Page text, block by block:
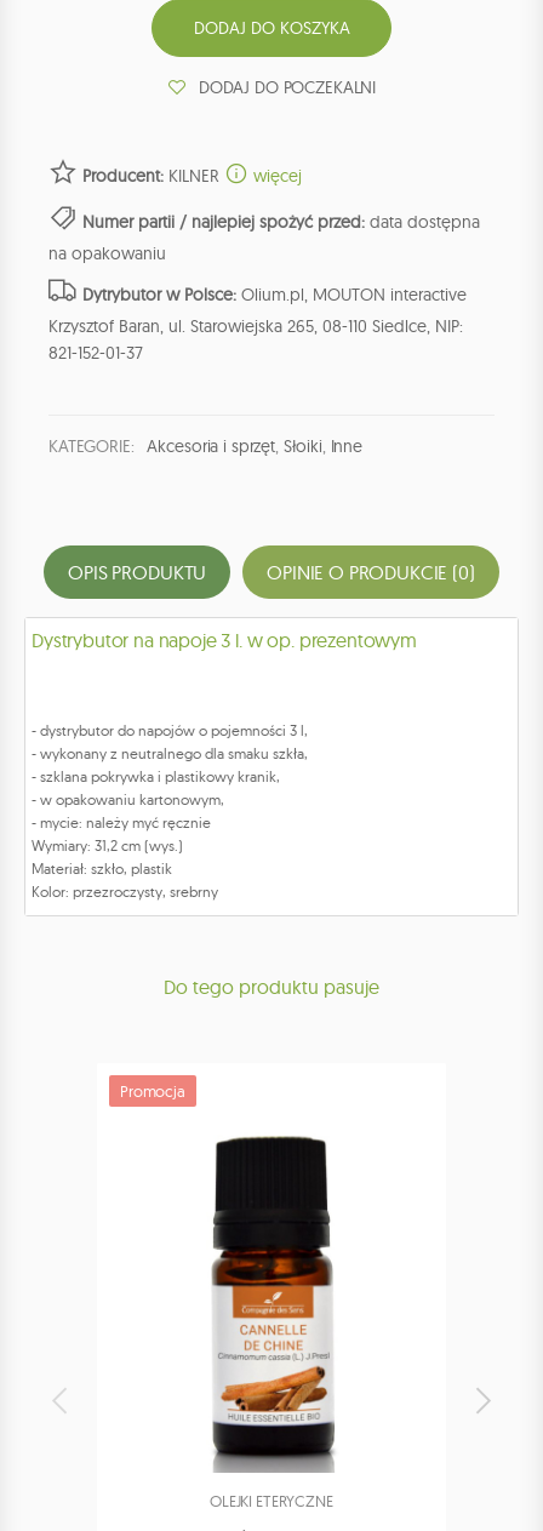
DODAJ DO POCZEKALNI
Producent: KILNER więcej
Numer partii / najlepiej spożyć przed: data dostępna
na opakowaniu
Dytrybutor w Polsce: Olium.pl, MOUTON interactive
Krzysztof Baran, ul. Starowiejska 265, 08-110 Siedlce, NIP:
821-152-01-37
KATEGORIE: Akcesoria i sprzęt, Słoiki, Inne
OPIS PRODUKTU OPINIE O PRODUKCIE (0)
Dystrybutor na napoje 3 l. w op. prezentowym
- dystrybutor do napojów o pojemności 3 l,
- wykonany z neutralnego dla smaku szkła,
- szklana pokrywka i plastikowy kranik,
- w opakowaniu kartonowym,
- mycie: należy myć ręcznie
Wymiary: 31,2 cm (wys.)
Materiał: szkło, plastik
Kolor: przezroczysty, srebrny
Do tego produktu pasuje
Promocja
OLEJKI ETERYCZNE